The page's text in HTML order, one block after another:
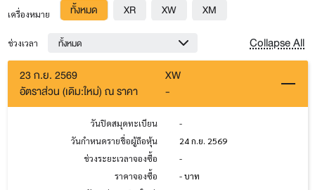
เครื่องหมาย ทั้งหมด XR XW XM
ช่วงเวลา ทั้งหมด Collapse All
23 ก.ย. 2569
XW
อัตราส่วน (เดิม:ใหม่) ณ ราคา
-
วันปิดสมุดทะเบียน
-
วันกำหนดรายชื่อผู้ถือหุ้น
24 ก.ย. 2569
ช่วงระยะเวลาจองซื้อ
-
ราคาจองซื้อ
- บาท